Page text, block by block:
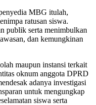
MBG itulah,
ratusan siswa.
publik serta menimbulkan
dan kemungkinan
maupun instansi terkait
oknum anggota DPRD
adanya investigasi
untuk mengungkap
siswa serta